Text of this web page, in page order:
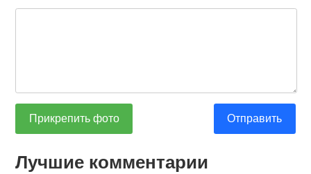
Прикрепить фото Отправить
Лучшие комментарии